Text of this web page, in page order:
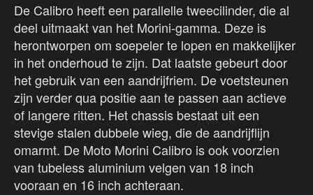
De Calibro heeft een parallelle tweecilinder, die al
deel uitmaakt van het Morini-gamma. Deze is
herontworpen om soepeler te lopen en makkelijker
in het onderhoud te zijn. Dat laatste gebeurt door
het gebruik van een aandrijfriem. De voetsteunen
zijn verder qua positie aan te passen aan actieve
of langere ritten. Het chassis bestaat uit een
stevige stalen dubbele wieg, die de aandrijflijn
omarmt. De Moto Morini Calibro is ook voorzien
van tubeless aluminium velgen van 18 inch
vooraan en 16 inch achteraan.